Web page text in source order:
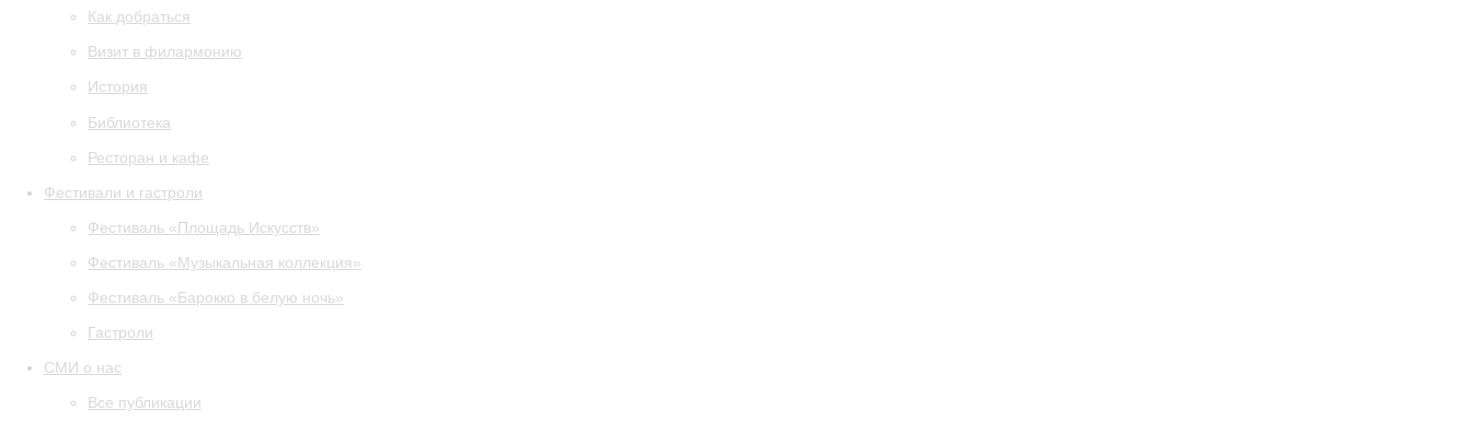
Как добраться
Визит в филармонию
История
Библиотека
Ресторан и кафе
Фестивали и гастроли
Фестиваль «Площадь Искусств»
Фестиваль «Музыкальная коллекция»
Фестиваль «Барокко в белую ночь»
Гастроли
СМИ о нас
Все публикации